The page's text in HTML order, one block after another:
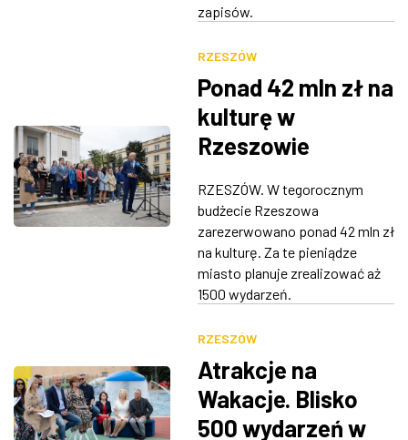
zapisów.
RZESZÓW
Ponad 42 mln zł na
kulturę w
Rzeszowie
RZESZÓW. W tegorocznym
budżecie Rzeszowa
zarezerwowano ponad 42 mln zł
na kulturę. Za te pieniądze
miasto planuje zrealizować aż
1500 wydarzeń.
RZESZÓW
Atrakcje na
Wakacje. Blisko
500 wydarzeń w